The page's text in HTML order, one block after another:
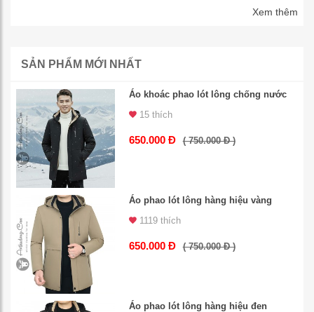
Xem thêm
SẢN PHẨM MỚI NHẤT
Áo khoác phao lót lông chống nước
15 thích
650.000 Đ ( 750.000 Đ )
Áo phao lót lông hàng hiệu vàng
1119 thích
650.000 Đ ( 750.000 Đ )
Áo phao lót lông hàng hiệu đen